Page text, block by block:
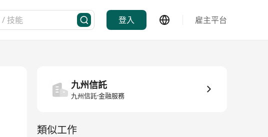
登入 雇主平台
九州信託
九州信託·金融服務
類似工作